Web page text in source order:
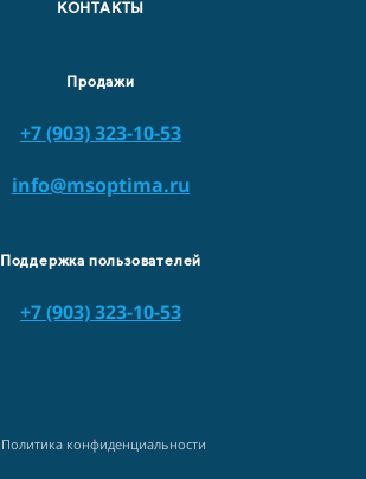
КОНТАКТЫ
Продажи
+7 (903) 323-10-53
info@msoptima.ru
Поддержка пользователей
+7 (903) 323-10-53
Политика конфиденциальности